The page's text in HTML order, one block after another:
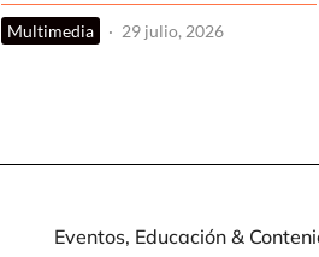
Multimedia · 29 julio, 2026
Eventos, Educación &